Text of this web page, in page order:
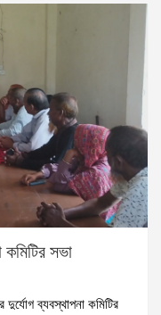
সভা
ব্যবস্থাপনা কমিটির